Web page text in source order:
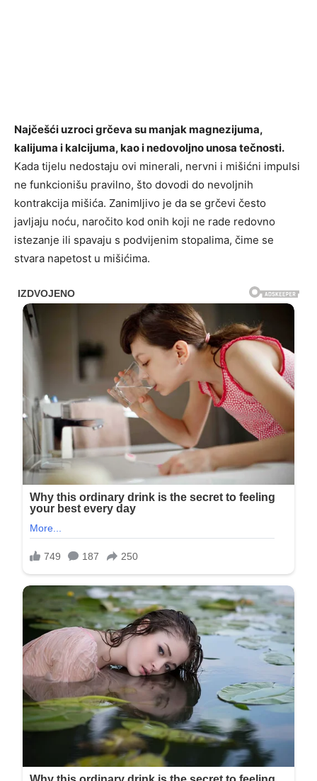
Najčešći uzroci grčeva su manjak magnezijuma,
kalijuma i kalcijuma, kao i nedovoljno unosa tečnosti.
Kada tijelu nedostaju ovi minerali, nervni i mišićni impulsi
ne funkcionišu pravilno, što dovodi do nevoljnih
kontrakcija mišića. Zanimljivo je da se grčevi često
javljaju noću, naročito kod onih koji ne rade redovno
istezanje ili spavaju s podvijenim stopalima, čime se
stvara napetost u mišićima.